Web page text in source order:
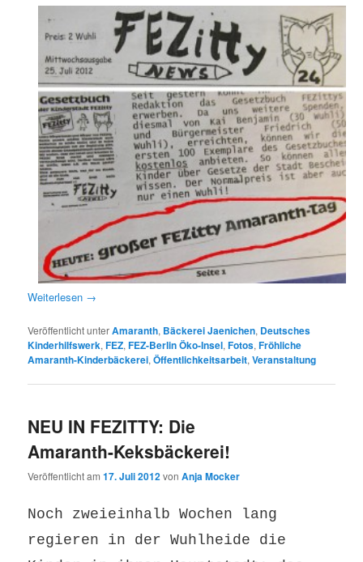
Weiterlesen →
Veröffentlicht unterAmaranth, Bäckerei Jaenichen, Deutsches
Kinderhilfswerk,FEZ,FEZ-Berlin Öko-Insel,Fotos,Fröhliche
Amaranth-Kinderbäckerei,Öffentlichkeitsarbeit,Veranstaltung
NEU IN FEZITTY: Die
Amaranth-Keksbäckerei!
Veröffentlicht am17. Juli 2012vonAnja Mocker
Noch zweieinhalb Wochen lang
regieren in der Wuhlheide die